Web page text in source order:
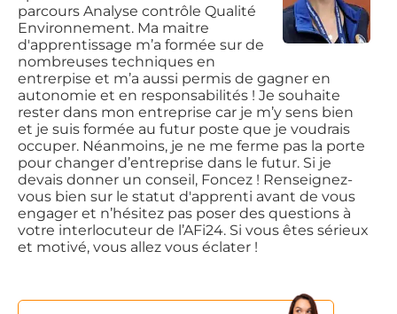
parcours Analyse contrôle Qualité
Environnement. Ma maitre
d'apprentissage m’a formée sur de
nombreuses techniques en
entrerpise et m’a aussi permis de gagner en
autonomie et en responsabilités ! Je souhaite
rester dans mon entreprise car je m’y sens bien
et je suis formée au futur poste que je voudrais
occuper. Néanmoins, je ne me ferme pas la porte
pour changer d’entreprise dans le futur. Si je
devais donner un conseil, Foncez ! Renseignez-
vous bien sur le statut d'apprenti avant de vous
engager et n’hésitez pas poser des questions à
votre interlocuteur de l’AFi24. Si vous êtes sérieux
et motivé, vous allez vous éclater !